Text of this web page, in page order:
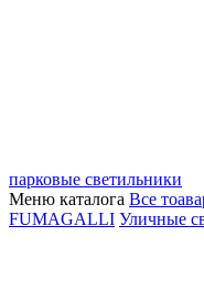
парковые светильники
Меню каталога Все
FUMAGALLI Уличные